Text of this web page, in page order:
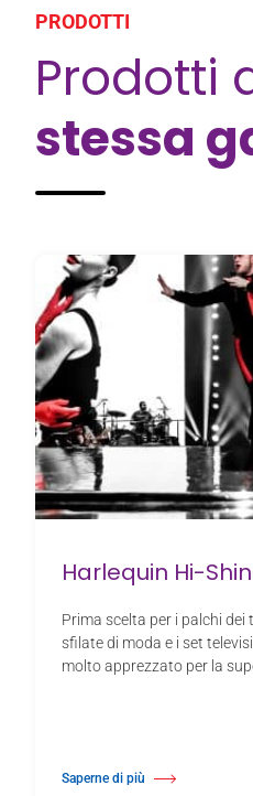
PRODOTTI
Prodotti
stessa
Harlequin Hi-
Prima scelta per i palchi dei
sfilate di moda e i set
molto apprezzato per la
Saperne di più
Di Harlequin Hi-Shine™